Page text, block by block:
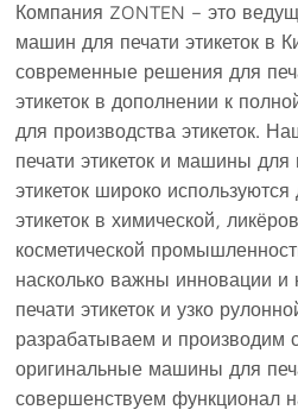
Компания ZONTEN – это
машин для печати этикеток в
современные решения для
этикеток в дополнении к
для производства этикеток.
печати этикеток и машины для
этикеток широко
этикеток в химической,
косметической
насколько важны инновации и
печати этикеток и узко
разрабатываем и производим
оригинальные машины для
совершенствуем функционал